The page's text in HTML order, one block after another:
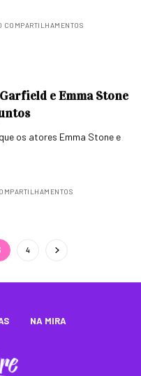
COMPARTILHAMENTOS
e Emma Stone
os atores Emma Stone e
4
NA MIRA